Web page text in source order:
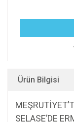
Ürün Bilgisi
SELASE’DE